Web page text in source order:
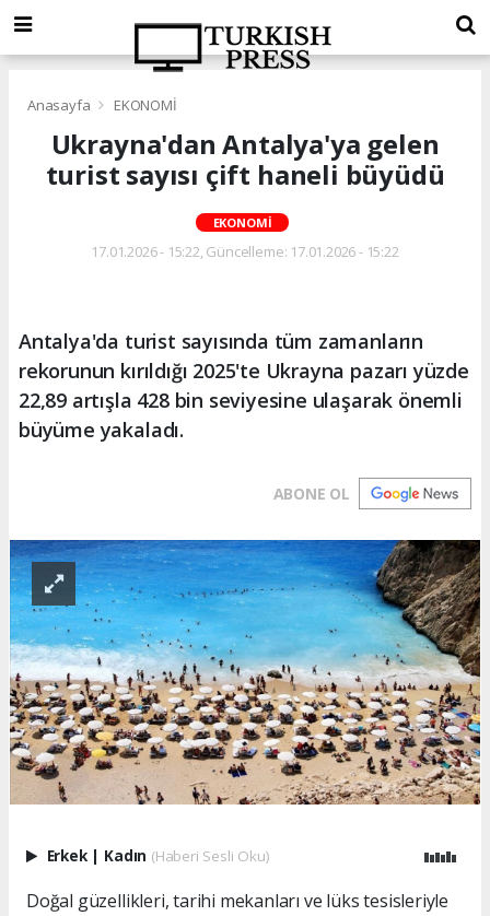
Anasayfa EKONOMİ
Ukrayna'dan Antalya'ya gelen
turist sayısı çift haneli büyüdü
EKONOMİ
17.01.2026 - 15:22, Güncelleme: 17.01.2026 - 15:22
Antalya'da turist sayısında tüm zamanların
rekorunun kırıldığı 2025'te Ukrayna pazarı yüzde
22,89 artışla 428 bin seviyesine ulaşarak önemli
büyüme yakaladı.
ABONE OL
Erkek | Kadın (Haberi Sesli Oku)
Doğal güzellikleri, tarihi mekanları ve lüks tesisleriyle